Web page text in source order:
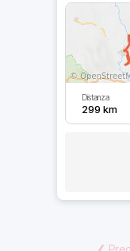
Distanza
299 km